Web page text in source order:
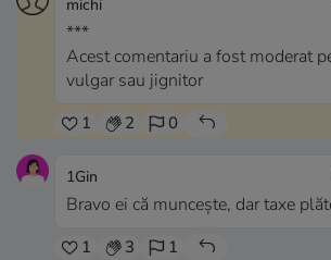
michi
***
Acest comentariu a fost moderat
vulgar sau jignitor
1 2 0
1Gin
Bravo ei că muncește, dar taxe
1 3 1